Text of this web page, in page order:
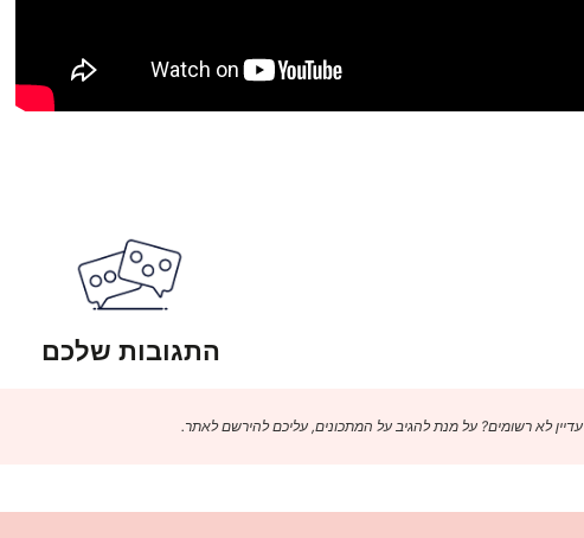
התגובות שלכם
עדיין לא רשומים? על מנת להגיב על המתכונים, עליכם להירשם לאתר.